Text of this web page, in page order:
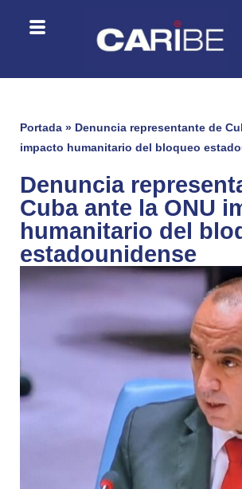
Portada » Denuncia representante de
impacto humanitario del bloqueo
Denuncia
Cuba ante la ONU
humanitario del
estadounidense